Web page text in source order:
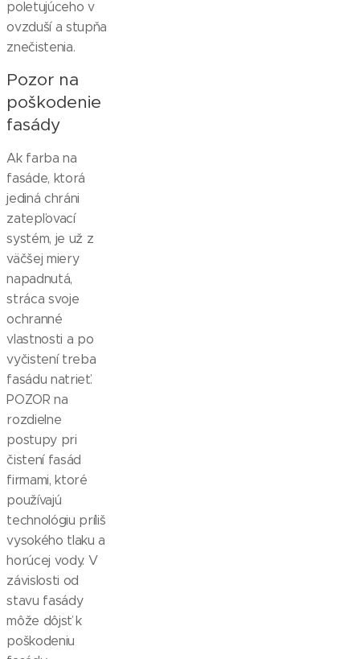
poletujúceho v
ovzduší a stupňa
znečistenia.
Pozor na
poškodenie
fasády
Ak farba na
fasáde, ktorá
jediná chráni
zatepľovací
systém, je už z
väčšej miery
napadnutá,
stráca svoje
ochranné
vlastnosti a po
vyčistení treba
fasádu natrieť.
POZOR na
rozdielne
postupy pri
čistení fasád
firmami, ktoré
používajú
technológiu príliš
vysokého tlaku a
horúcej vody. V
závislosti od
stavu fasády
môže dôjsť k
poškodeniu